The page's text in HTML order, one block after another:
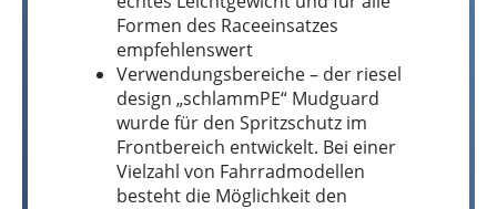
Formen des Raceeinsatzes
empfehlenswert
Verwendungsbereiche – der riesel
design „schlammPE“ Mudguard
wurde für den Spritzschutz im
Frontbereich entwickelt. Bei einer
Vielzahl von Fahrradmodellen
besteht die Möglichkeit den